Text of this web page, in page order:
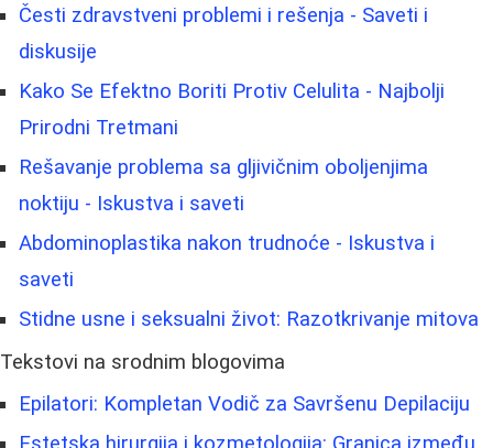
Česti zdravstveni problemi i rešenja - Saveti i
diskusije
Kako Se Efektno Boriti Protiv Celulita - Najbolji
Prirodni Tretmani
Rešavanje problema sa gljivičnim oboljenjima
noktiju - Iskustva i saveti
Abdominoplastika nakon trudnoće - Iskustva i
saveti
Stidne usne i seksualni život: Razotkrivanje mitova
Tekstovi na srodnim blogovima
Epilatori: Kompletan Vodič za Savršenu Depilaciju